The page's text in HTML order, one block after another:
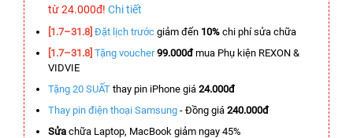
từ 24.000đ! Chi tiết
[1.7–31.8] Đặt lịch trước giảm đến 10% chi phí sửa chữa
[1.7–31.8] Tặng voucher 99.000đmua Phụ kiện REXON &
VIDVIE
Tặng 20 SUẤT thay pin iPhone giá 24.000đ
Thay pin điện thoại Samsung - Đồng giá 240.000đ
Sửa chữa Laptop, MacBook giảm ngay 45%